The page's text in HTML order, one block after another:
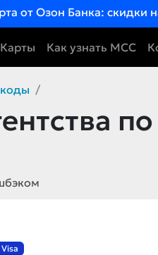
от Озон Банка: скидки
Карты Как узнать MCC
Visa